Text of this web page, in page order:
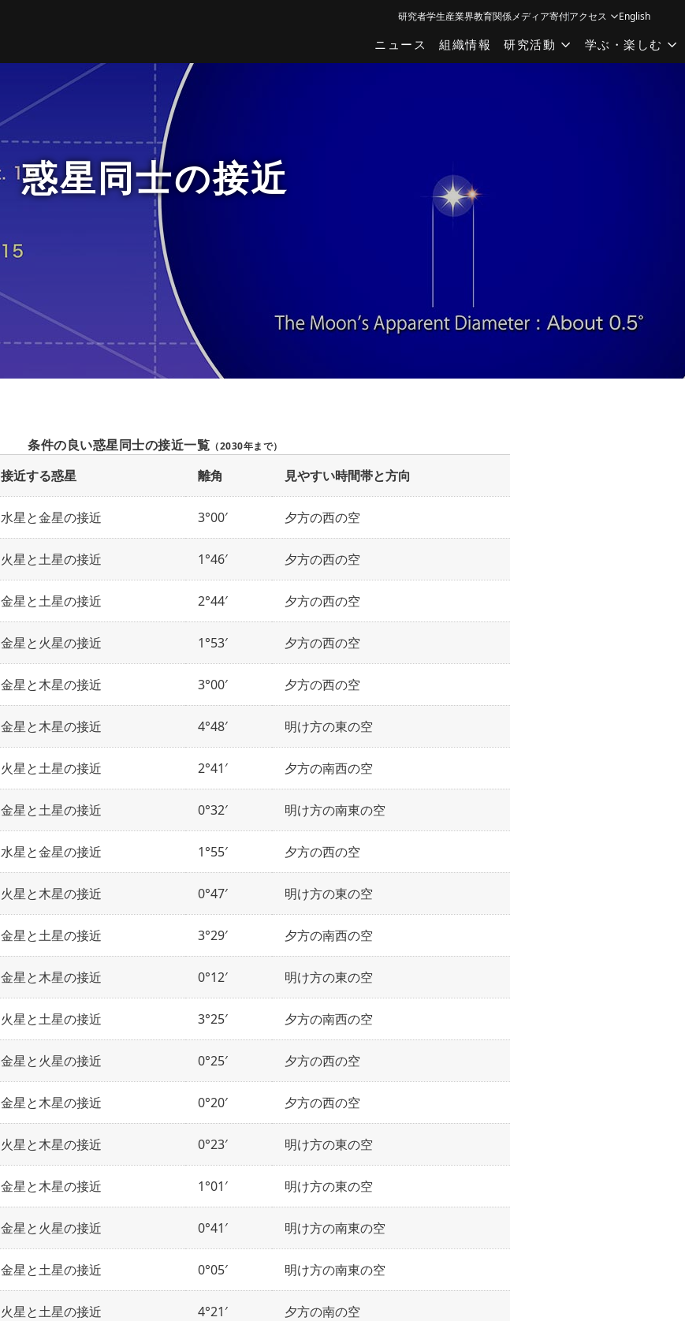
ニュース 組織情報 研究活動 学ぶ・楽しむ
研究者学生産業界教育関係メディア寄付アクセス English
惑星同士の接近
条件の良い惑星同士の接近一覧 （2030年まで）
接近する惑星 離角 見やすい時間帯と方向
水星と金星の接近 3°00′ 夕方の西の空
火星と土星の接近 1°46′ 夕方の西の空
金星と土星の接近 2°44′ 夕方の西の空
金星と火星の接近 1°53′ 夕方の西の空
金星と木星の接近 3°00′ 夕方の西の空
金星と木星の接近 4°48′ 明け方の東の空
火星と土星の接近 2°41′ 夕方の南西の空
金星と土星の接近 0°32′ 明け方の南東の空
水星と金星の接近 1°55′ 夕方の西の空
火星と木星の接近 0°47′ 明け方の東の空
金星と土星の接近 3°29′ 夕方の南西の空
金星と木星の接近 0°12′ 明け方の東の空
火星と土星の接近 3°25′ 夕方の南西の空
金星と火星の接近 0°25′ 夕方の西の空
金星と木星の接近 0°20′ 夕方の西の空
火星と木星の接近 0°23′ 明け方の東の空
金星と木星の接近 1°01′ 明け方の東の空
金星と火星の接近 0°41′ 明け方の南東の空
金星と土星の接近 0°05′ 明け方の南東の空
火星と土星の接近 4°21′ 夕方の南の空